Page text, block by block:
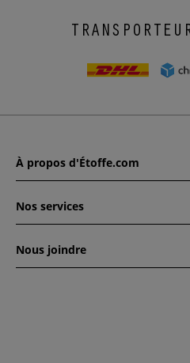
À propos d'Étoffe.com
Nos services
Nous joindre